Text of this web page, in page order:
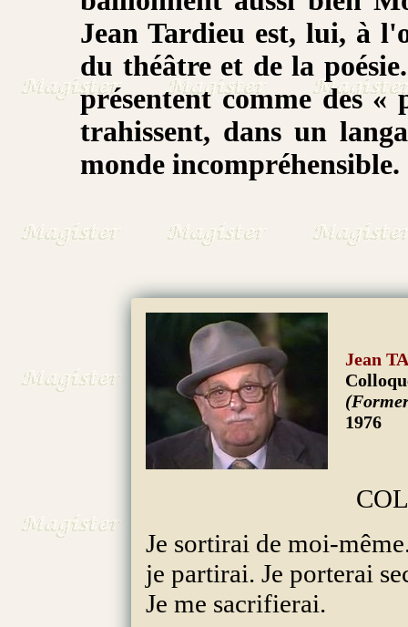
Jean Tardieu est, lui, à
du théâtre et de la
présentent comme des «
trahissent, dans un
monde incompréhensible.
Jean
1976
COLLOQUE
Je sortirai de moi-
je partirai. Je porterai
Je me sacrifierai.